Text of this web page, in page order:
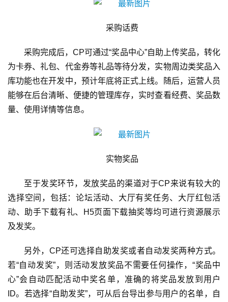
原
创
游
戏
游
戏
游
戏
休
采购话费
采购完成后，CP可通过“奖品中心”自助上传奖品，转化
为卡券、礼包、代金券等礼品等待分发，实物周边类奖品入
库功能也在开发中，预计年底将正式上线。随后，运营人员
能够在后台清晰、便捷的管理库存，实时查看经费、奖品数
量、使用详情等信息。
实物奖品
至于发奖环节，发放奖品的渠道对于CP来说有较大的
选择空间，包括：论坛活动、大厅有奖任务、大厅红包活
动、助手下载有礼、H5页面下载抽奖等均可进行资源展示
及发奖。
另外，CP还可选择自助发奖或者自动发奖两种方式。
若“自动发奖”，则活动发放奖品不需要任何操作，“奖品中
心”会自动匹配活动中奖名单，准确的将奖品发放到用户
ID。若选择“自助发奖”，可从后台导出参与用户的名单，自